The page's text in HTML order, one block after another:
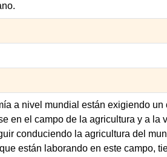
a nivel mundial están exigiendo
en el campo de la agricultura y a la
conduciendo la agricultura del
están laborando en este campo,